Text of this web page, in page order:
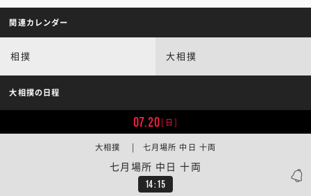
関連カレンダー
相撲 大相撲
大相撲の日程
07.20[日]
14:15
七月場所 中日 十両
大相撲 | 七月場所 中日 十両